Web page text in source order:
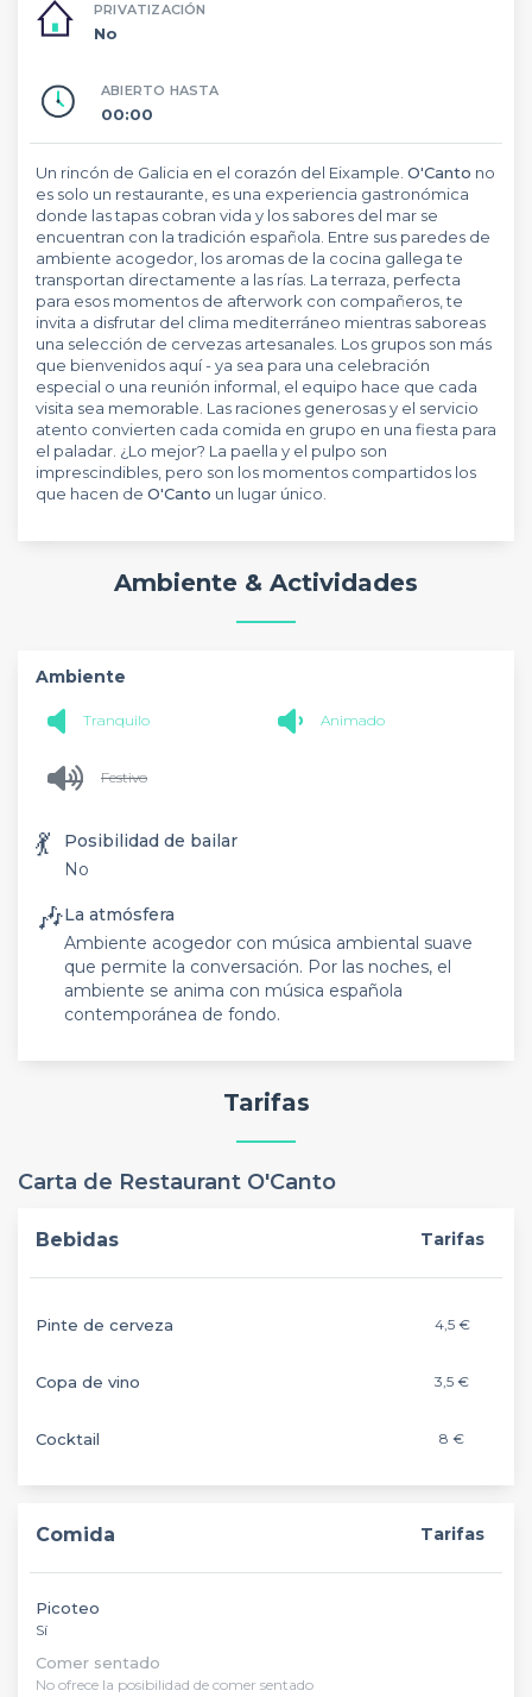
PRIVATIZACIÓN
No
ABIERTO HASTA
00:00
Un rincón de Galicia en el corazón del Eixample. O'Canto no
es solo un restaurante, es una experiencia gastronómica
donde las tapas cobran vida y los sabores del mar se
encuentran con la tradición española. Entre sus paredes de
ambiente acogedor, los aromas de la cocina gallega te
transportan directamente a las rías. La terraza, perfecta
para esos momentos de afterwork con compañeros, te
invita a disfrutar del clima mediterráneo mientras saboreas
una selección de cervezas artesanales. Los grupos son más
que bienvenidos aquí - ya sea para una celebración
especial o una reunión informal, el equipo hace que cada
visita sea memorable. Las raciones generosas y el servicio
atento convierten cada comida en grupo en una fiesta para
el paladar. ¿Lo mejor? La paella y el pulpo son
imprescindibles, pero son los momentos compartidos los
que hacen de O'Canto un lugar único.
Ambiente & Actividades
Ambiente
Tranquilo Animado
Festivo
💃
Posibilidad de bailar
No
🎶La atmósfera
Ambiente acogedor con música ambiental suave
que permite la conversación. Por las noches, el
ambiente se anima con música española
contemporánea de fondo.
Tarifas
Carta de Restaurant O'Canto
Bebidas Tarifas
Pinte de cerveza 4,5 €
Copa de vino 3,5 €
Cocktail 8 €
Comida Tarifas
Picoteo
Sí
Comer sentado
No ofrece la posibilidad de comer sentado